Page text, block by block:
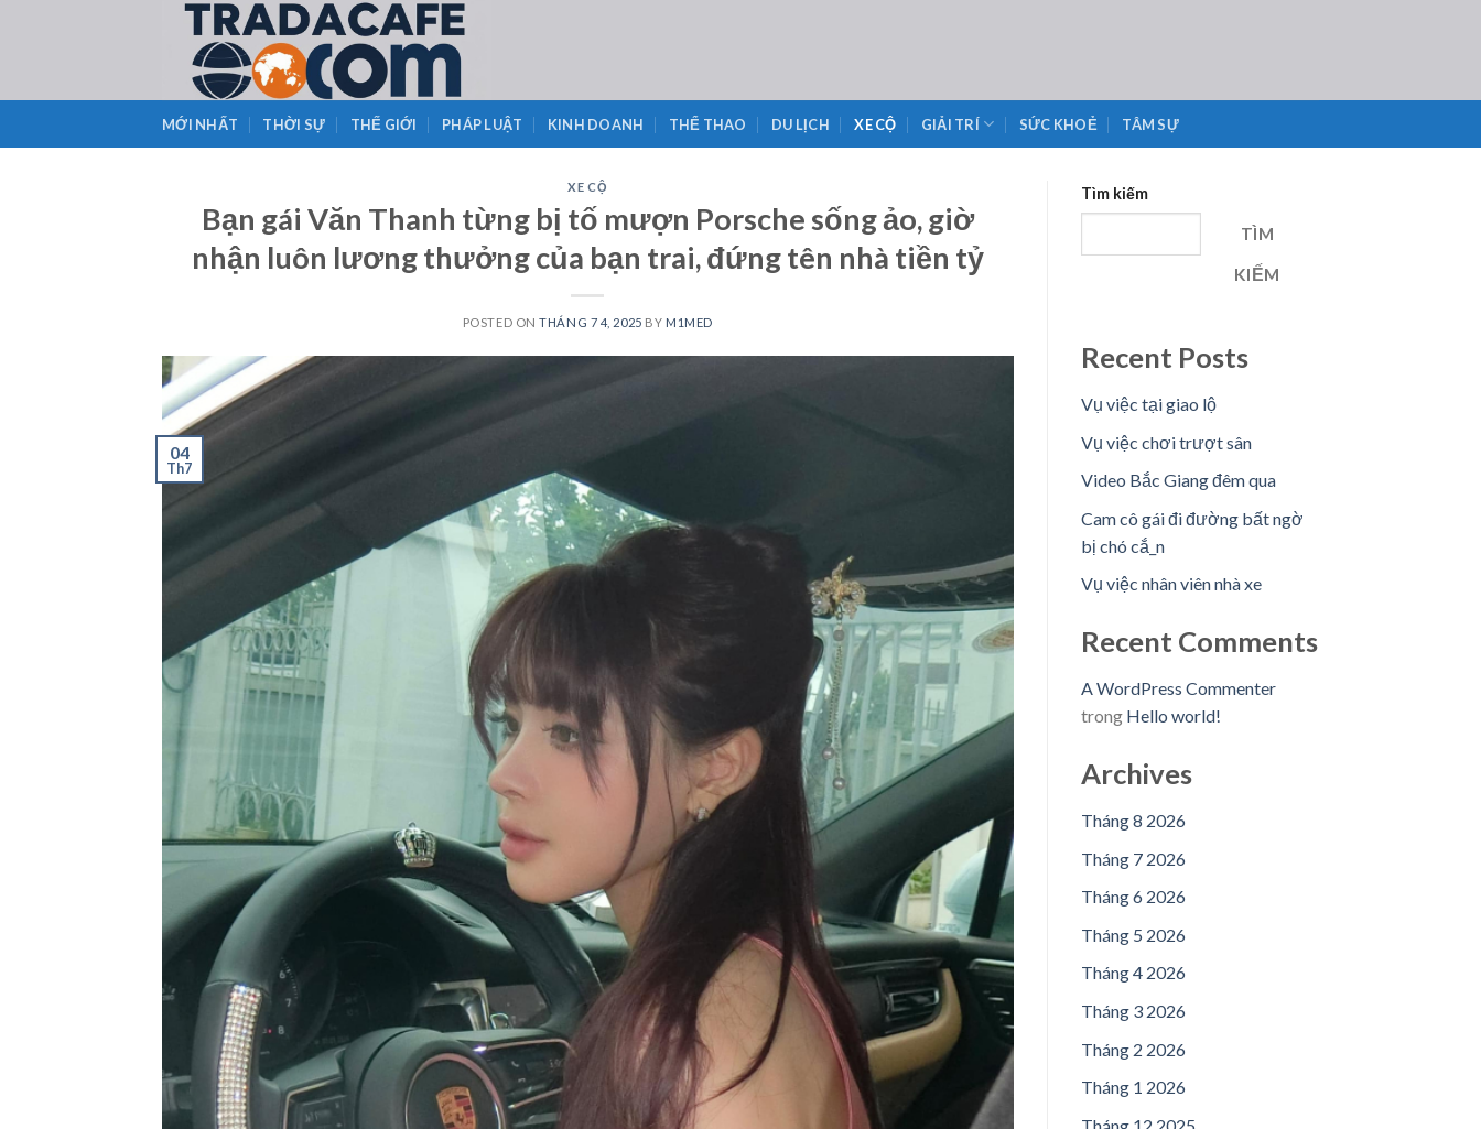
MỚI NHẤT THỜI SỰ THẾ GIỚI PHÁP LUẬT KINH DOANH THỂ THAO DU LỊCH XE CỘ GIẢI TRÍ SỨC KHOẺ TÂM SỰ
XE CỘ
Bạn gái Văn Thanh từng bị tố mượn Porsche sống ảo, giờ
nhận luôn lương thưởng của bạn trai, đứng tên nhà tiền tỷ
POSTED ONTHÁNG 7 4, 2025 BY M1MED
04
Th7
Tìm kiếm
TÌM
KIẾM
Recent Posts
Vụ việc tại giao lộ
Vụ việc chơi trượt sân
Video Bắc Giang đêm qua
Cam cô gái đi đường bất ngờ
bị chó cắ_n
Vụ việc nhân viên nhà xe
Recent Comments
A WordPress Commenter
trong Hello world!
Archives
Tháng 8 2026
Tháng 7 2026
Tháng 6 2026
Tháng 5 2026
Tháng 4 2026
Tháng 3 2026
Tháng 2 2026
Tháng 1 2026